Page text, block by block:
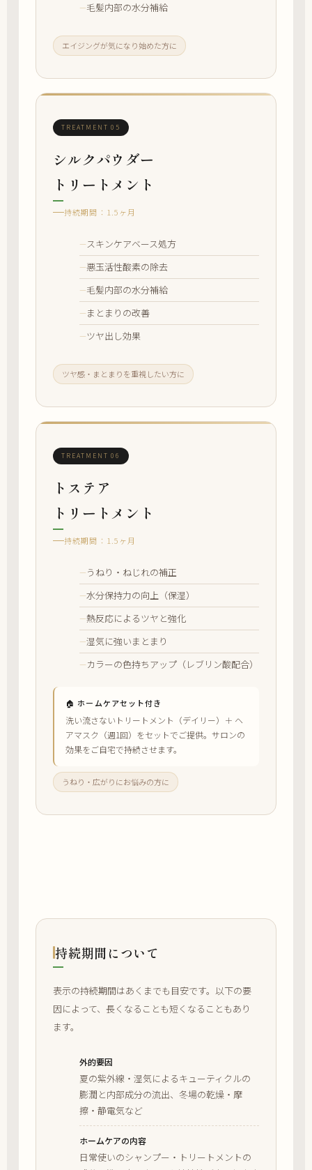
毛髪内部の水分補給
エイジングが気になり始めた方に
TREATMENT 05
シルクパウダー
トリートメント
持続期間：1.5ヶ月
スキンケアベース処方
悪玉活性酸素の除去
毛髪内部の水分補給
まとまりの改善
ツヤ出し効果
ツヤ感・まとまりを重視したい方に
TREATMENT 06
トステア
トリートメント
持続期間：1.5ヶ月
うねり・ねじれの補正
水分保持力の向上（保湿）
熱反応によるツヤと強化
湿気に強いまとまり
カラーの色持ちアップ（レブリン酸配合）
🏠 ホームケアセット付き
洗い流さないトリートメント（デイリー）＋ ヘ
アマスク（週1回）をセットでご提供。サロンの
効果をご自宅で持続させます。
うねり・広がりにお悩みの方に
持続期間について
表示の持続期間はあくまでも目安です。以下の要
因によって、長くなることも短くなることもあり
ます。
外的要因
夏の紫外線・湿気によるキューティクルの
膨潤と内部成分の流出、冬場の乾燥・摩
擦・静電気など
ホームケアの内容
日常使いのシャンプー・トリートメントの